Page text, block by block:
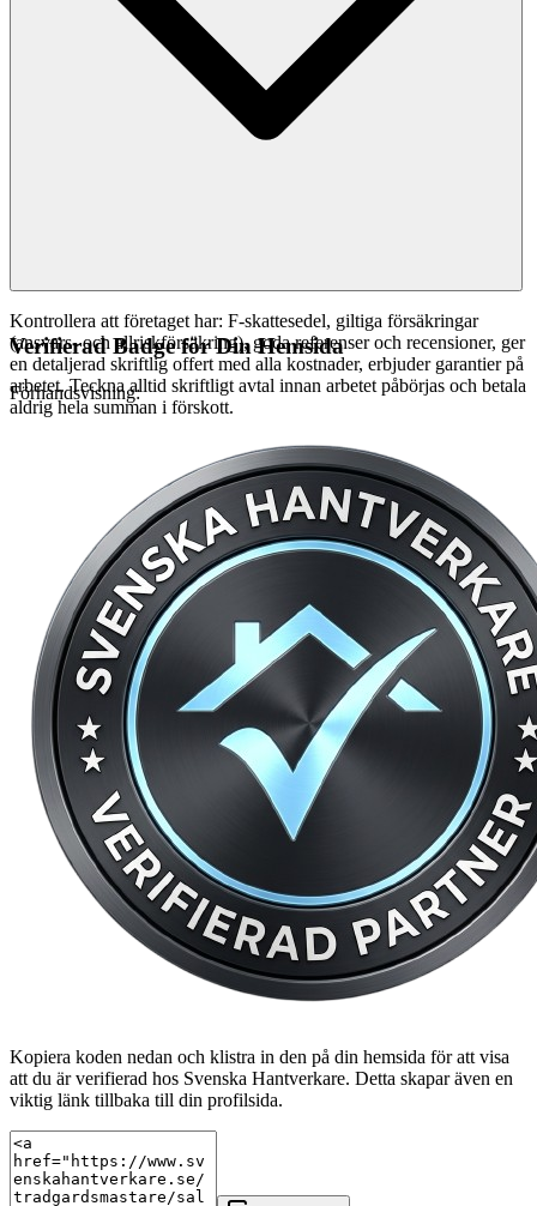
Kontrollera att företaget har: F-skattesedel, giltiga försäkringar
(ansvars- och allriskförsäkring), goda referenser och recensioner, ger
en detaljerad skriftlig offert med alla kostnader, erbjuder garantier på
arbetet. Teckna alltid skriftligt avtal innan arbetet påbörjas och betala
aldrig hela summan i förskott.
Verifierad Badge för Din Hemsida
Förhandsvisning:
Kopiera koden nedan och klistra in den på din hemsida för att visa
att du är verifierad hos Svenska Hantverkare. Detta skapar även en
viktig länk tillbaka till din profilsida.